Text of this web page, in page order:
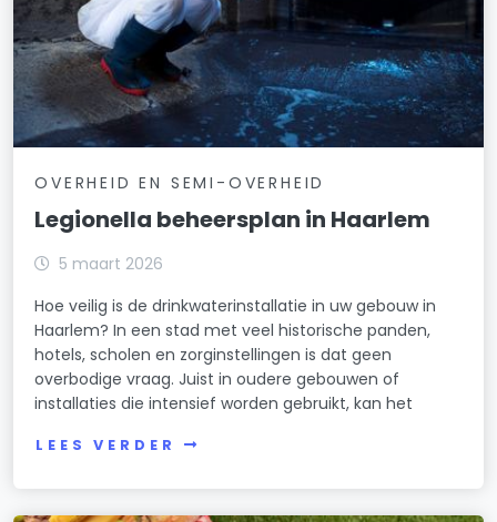
OVERHEID EN SEMI-OVERHEID
Legionella beheersplan in Haarlem
5 maart 2026
Hoe veilig is de drinkwaterinstallatie in uw gebouw in
Haarlem? In een stad met veel historische panden,
hotels, scholen en zorginstellingen is dat geen
overbodige vraag. Juist in oudere gebouwen of
installaties die intensief worden gebruikt, kan het
LEES VERDER